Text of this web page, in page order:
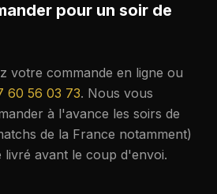
pour un soir de
votre commande en ligne ou
60 56 03 73. Nous vous
à l'avance les soirs de
de la France notamment)
avant le coup d'envoi.